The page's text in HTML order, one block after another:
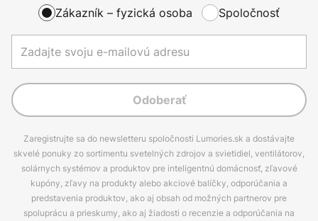
Zákazník – fyzická osoba Spoločnosť
Odoberať
Zaregistrujte sa do newsletteru spoločnosti Lumories.sk a dostávajte
skvelé ponuky zo sortimentu svetelných zdrojov a svietidiel, ventilátorov,
solárnych systémov a produktov pre inteligentnú domácnosť, zľavové
kupóny, zľavy na produkty alebo akciové balíčky, odporúčania a
predstavenia produktov, ako aj obsah od možných partnerov pre
spoluprácu a prieskumy, ako aj žiadosti o recenzie a odporúčania na